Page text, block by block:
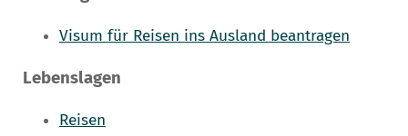
Visum für Reisen ins Ausland beantragen
Lebenslagen
Reisen